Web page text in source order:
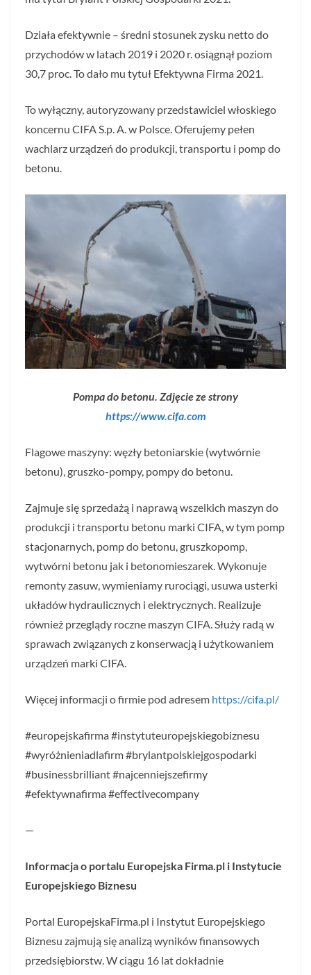
Działa efektywnie – średni stosunek zysku netto do
przychodów w latach 2019 i 2020 r. osiągnął poziom
30,7 proc. To dało mu tytuł Efektywna Firma 2021.
To wyłączny, autoryzowany przedstawiciel włoskiego
koncernu CIFA S.p. A. w Polsce. Oferujemy pełen
wachlarz urządzeń do produkcji, transportu i pomp do
betonu.
Pompa do betonu. Zdjęcie ze strony
https://www.cifa.com
Flagowe maszyny: węzły betoniarskie (wytwórnie
betonu), gruszko-pompy, pompy do betonu.
Zajmuje się sprzedażą i naprawą wszelkich maszyn do
produkcji i transportu betonu marki CIFA, w tym pomp
stacjonarnych, pomp do betonu, gruszkopomp,
wytwórni betonu jak i betonomieszarek. Wykonuje
remonty zasuw, wymieniamy rurociągi, usuwa usterki
układów hydraulicznych i elektrycznych. Realizuje
również przeglądy roczne maszyn CIFA. Służy radą w
sprawach związanych z konserwacją i użytkowaniem
urządzeń marki CIFA.
Więcej informacji o firmie pod adresem https://cifa.pl/
#europejskafirma #instytuteuropejskiegobiznesu
#wyróżnieniadlafirm #brylantpolskiejgospodarki
#businessbrilliant #najcenniejszefirmy
#efektywnafirma #effectivecompany
—
Informacja o portalu Europejska Firma.pl i Instytucie
Europejskiego Biznesu
Portal EuropejskaFirma.pl i Instytut Europejskiego
Biznesu zajmują się analizą wyników finansowych
przedsiębiorstw. W ciągu 16 lat dokładnie